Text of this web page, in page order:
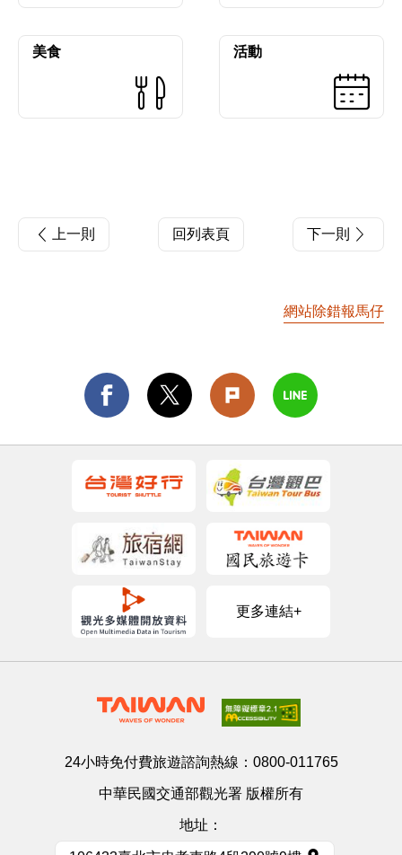
美食 活動
上一則 回列表頁 下一則
網站除錯報馬仔
更多連結+
24小時免付費旅遊諮詢熱線： 0800-011765
中華民國交通部觀光署 版權所有
地址：